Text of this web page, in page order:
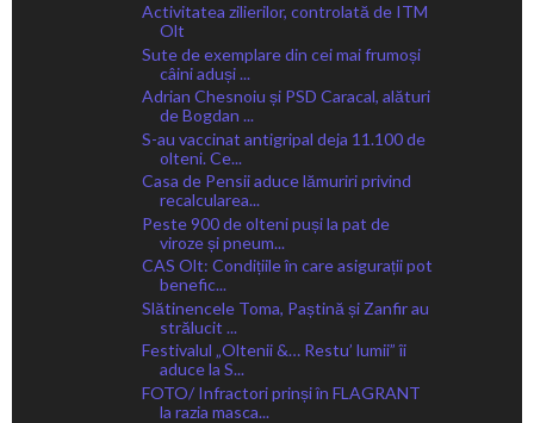
Activitatea zilierilor, controlată de ITM
Olt
Sute de exemplare din cei mai frumoși
câini aduși ...
Adrian Chesnoiu și PSD Caracal, alături
de Bogdan ...
S-au vaccinat antigripal deja 11.100 de
olteni. Ce...
Casa de Pensii aduce lămuriri privind
recalcularea...
Peste 900 de olteni puși la pat de
viroze și pneum...
CAS Olt: Condițiile în care asigurații pot
benefic...
Slătinencele Toma, Paștină și Zanfir au
strălucit ...
Festivalul „Oltenii &… Restu’ lumii” îi
aduce la S...
FOTO/ Infractori prinși în FLAGRANT
la razia masca...